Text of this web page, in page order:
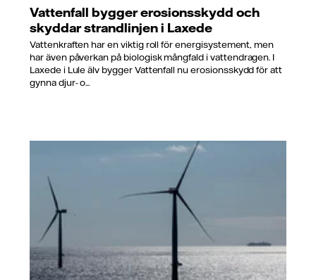
Vattenfall bygger erosionsskydd och
skyddar strandlinjen i Laxede
Vattenkraften har en viktig roll för energisystement, men
har även påverkan på biologisk mångfald i vattendragen. I
Laxede i Lule älv bygger Vattenfall nu erosionsskydd för att
gynna djur- o...